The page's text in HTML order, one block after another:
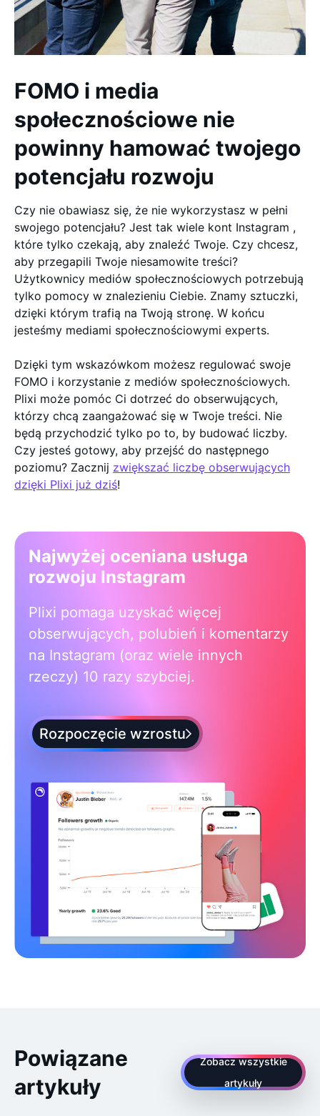
FOMO i media
społecznościowe nie
powinny hamować twojego
potencjału rozwoju
Czy nie obawiasz się, że nie wykorzystasz w pełni
swojego potencjału? Jest tak wiele kont Instagram ,
które tylko czekają, aby znaleźć Twoje. Czy chcesz,
aby przegapili Twoje niesamowite treści?
Użytkownicy mediów społecznościowych potrzebują
tylko pomocy w znalezieniu Ciebie. Znamy sztuczki,
dzięki którym trafią na Twoją stronę. W końcu
jesteśmy mediami społecznościowymi experts.
Dzięki tym wskazówkom możesz regulować swoje
FOMO i korzystanie z mediów społecznościowych.
Plixi może pomóc Ci dotrzeć do obserwujących,
którzy chcą zaangażować się w Twoje treści. Nie
będą przychodzić tylko po to, by budować liczby.
Czy jesteś gotowy, aby przejść do następnego
poziomu? Zacznij zwiększać liczbę obserwujących
dzięki Plixi już dziś!
Najwyżej oceniana usługa
rozwoju Instagram
Plixi pomaga uzyskać więcej
obserwujących, polubień i komentarzy
na Instagram (oraz wiele innych
rzeczy) 10 razy szybciej.
Rozpoczęcie wzrostu
Powiązane
artykuły
Zobacz wszystkie
artykuły